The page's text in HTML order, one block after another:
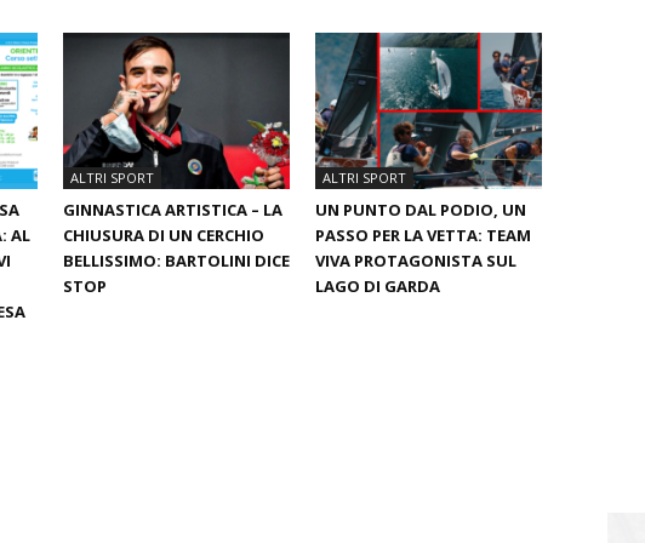
AL
ALTRI SPORT
GINNASTICA ARTISTICA – LA
CHIUSURA DI UN CERCHIO
BELLISSIMO: BARTOLINI DICE
STOP
ALTRI SPORT
UN PUNTO DAL PODIO, UN
PASSO PER LA VETTA: TEAM
VIVA PROTAGONISTA SUL
LAGO DI GARDA